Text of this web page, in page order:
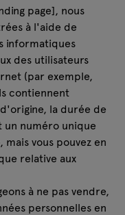
page], nous
à l'aide de
informatiques
des utilisateurs
(par exemple,
contiennent
la durée de
un numéro unique
vous pouvez en
relative aux
à ne pas vendre,
personnelles en